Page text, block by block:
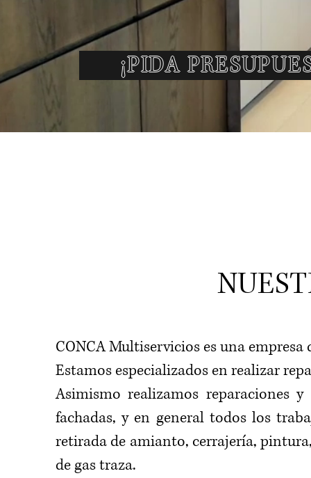
¡PIDA
CONCA Multiservicios es una
Estamos especializados en realizar
Asimismo realizamos reparaciones
fachadas, y en general todos los
retirada de amianto, cerrajería,
de gas traza.